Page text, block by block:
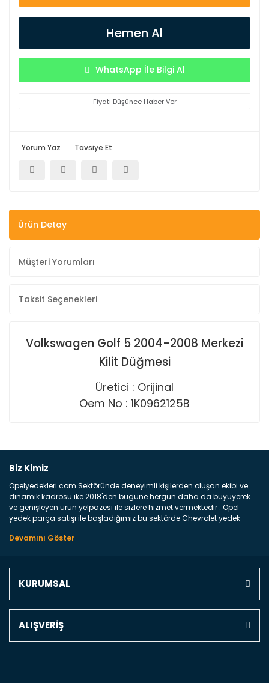
Hemen Al
WhatsApp İle Bilgi Al
Fiyatı Düşünce Haber Ver
Yorum Yaz Tavsiye Et
Ürün Detay
Müşteri Yorumları
Taksit Seçenekleri
Volkswagen Golf 5 2004-2008 Merkezi
Kilit Düğmesi
Üretici : Orijinal
Oem No : 1K0962125B
Yorum Yaz
Biz Kimiz
Opelyedekleri.com Sektöründe deneyimli kişilerden oluşan ekibi ve
dinamik kadrosu ike 2018'den bugüne hergün daha da büyüyerek
ve genişleyen ürün yelpazesi ile sizlere hizmet vermektedir . Opel
yedek parça satışı ile başladığımız bu sektörde Chevrolet yedek
marka araçların ve FCA Grubun Fiat ve Alfa Romeo yedek parça
Türkiyenin 4 bir yanına ve uluslarası dünyanın dört bir yanına
parça gelebilir ancak bunları biraz toparlarsak aşağıda belirttiğimiz
KURUMSAL
ALIŞVERİŞ